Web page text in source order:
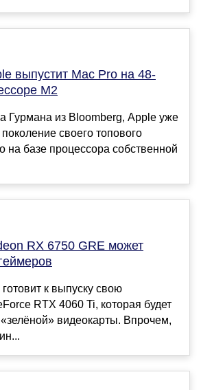
выпустит Mac Pro на 48-
M2
Гурмана из Bloomberg, Apple уже
своего топового
на базе процессора собственной
RX 6750 GRE может
к выпуску свою
RTX 4060 Ti, которая будет
видеокарты. Впрочем,